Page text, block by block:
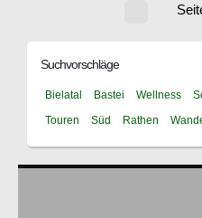
Suchvorschläge
Bielatal Bastei Wellness
Touren
Süd Rathen